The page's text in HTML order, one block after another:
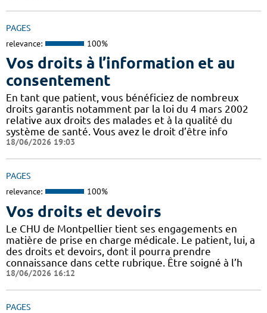
PAGES
relevance: 100%
Vos droits à l’information et au
consentement
En tant que patient, vous bénéficiez de nombreux
droits garantis notamment par la loi du 4 mars 2002
relative aux droits des malades et à la qualité du
système de santé. Vous avez le droit d’être info
18/06/2026 19:03
PAGES
relevance: 100%
Vos droits et devoirs
Le CHU de Montpellier tient ses engagements en
matière de prise en charge médicale. Le patient, lui, a
des droits et devoirs, dont il pourra prendre
connaissance dans cette rubrique. Être soigné à l’h
18/06/2026 16:12
PAGES